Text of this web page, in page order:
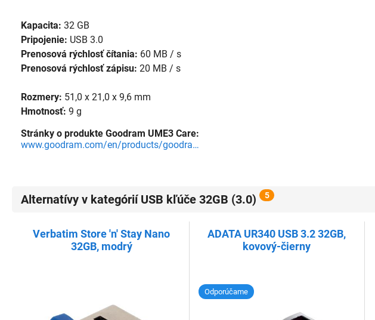
Kapacita: 32 GB
Pripojenie: USB 3.0
Prenosová rýchlosť čítania: 60 MB / s
Prenosová rýchlosť zápisu: 20 MB / s
Rozmery: 51,0 x 21,0 x 9,6 mm
Hmotnosť: 9 g
Stránky o produkte Goodram UME3 Care:
www.goodram.com/en/products/goodram-ume3-care-usb/
Alternatívy v kategórií USB kľúče 32GB (3.0) 5
Verbatim Store 'n' Stay Nano
32GB, modrý
ADATA UR340 USB 3.2 32GB,
kovový-čierny
Odporúčame